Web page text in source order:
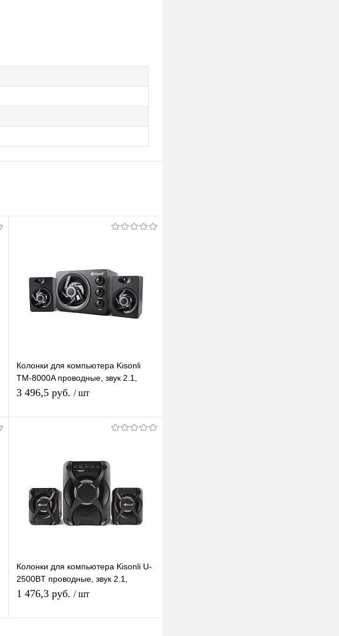
Колонки для компьютера Kisonli
TM-8000A проводные, звук 2.1,
сабвуфер + 2 колонки, питание по
3 496,5 руб. / шт
Купить в 1 клик К сравнению
В избранное В наличии
Колонки для компьютера Kisonli U-
2500BT проводные, звук 2.1,
сабвуфер + 2 колонки, питание по
1 476,3 руб. / шт